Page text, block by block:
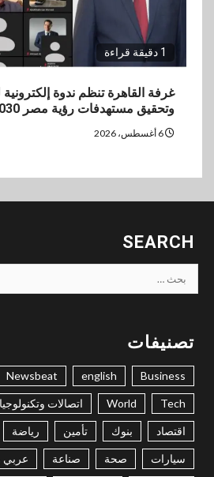
1 دقيقة قراءة
غرفة القاهرة تنظم ندوة
وتحقيق مستهدفات رؤية مصر 2030
SEARCH
البحث
عن:
تصنيفات
Business
english
Newsbeat
Tech
World اتصالات وتكنولوجيا
اقتصاد بنوك تأمين رياضة
سيارات صحة صناعة عربي